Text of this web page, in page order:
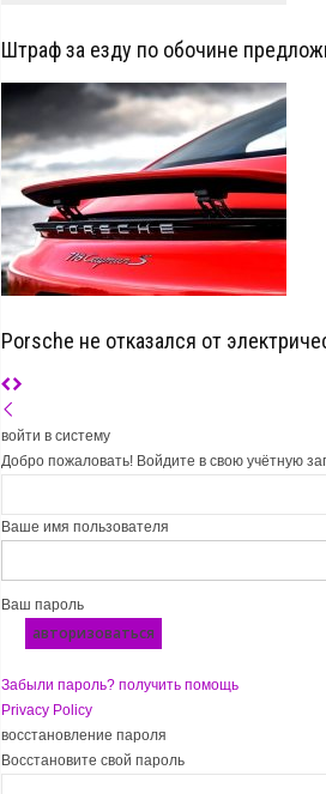
Штраф за езду по обочине
Porsche не отказался от
войти в систему
Добро пожаловать! Войдите в свою учётную
Ваше имя пользователя
Ваш пароль
Забыли пароль? получить помощь
Privacy Policy
восстановление пароля
Восстановите свой пароль